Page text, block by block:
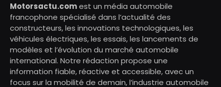
Motorsactu.comest un média automobile
francophone spécialisé dans l’actualité des
constructeurs, les innovations technologiques, les
véhicules électriques, les essais, les lancements de
modèles et l’évolution du marché automobile
international. Notre rédaction propose une
information fiable, réactive et accessible, avec un
focus sur la mobilité de demain, l’industrie automobile